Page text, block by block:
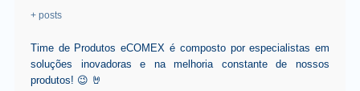
+ posts
Time de Produtos eCOMEX é composto por especialistas em
soluções inovadoras e na melhoria constante de nossos
produtos! 😉 🤘